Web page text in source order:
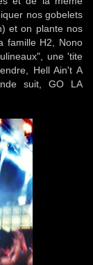
nos gobelets
et on plante nos
famille H2, Nono
une 'tite
Hell Ain't A
suit, GO LA